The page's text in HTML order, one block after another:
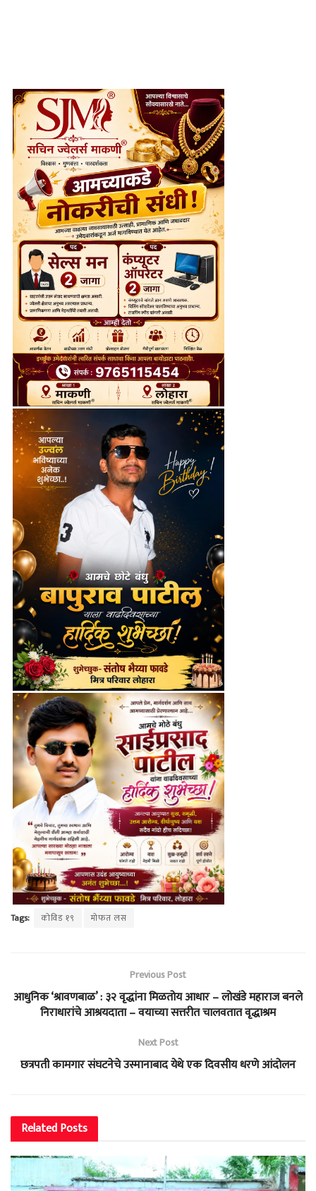
Tags: कोविड १९ मोफत लस
Previous Post
आधुनिक ‘श्रावणबाळ’ : ३२ वृद्धांना मिळतोय आधार – लोखंडे महाराज बनले
निराधारांचे आश्रयदाता – वयाच्या सत्तरीत चालवतात वृद्धाश्रम
Next Post
छत्रपती कामगार संघटनेचे उस्मानाबाद येथे एक दिवसीय धरणे आंदोलन
RelatedPosts